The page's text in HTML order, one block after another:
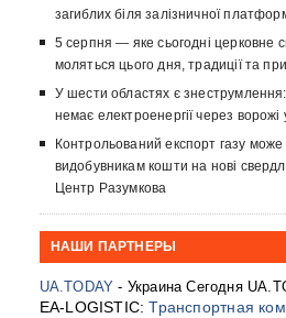
загиблих біля залізничної
5 серпня — яке сьогодні церковне
моляться цього дня, традиції та
У шести областях є
немає електроенергії через ворожі
Контрольований експорт газу може
видобувникам кошти на нові
Центр Разумкова
НАШИ ПАРТНЕРЫ
UA.TODAY - Украина Сегодня
EA-LOGISTIC:Транспортная